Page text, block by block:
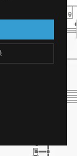
。Steamアカ
？アカウント
成できます！